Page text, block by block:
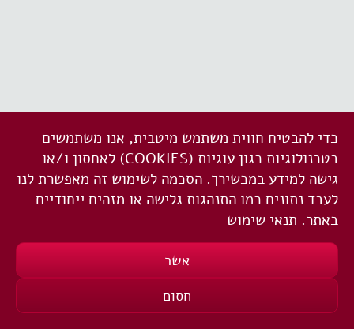
כדי להבטיח חווית משתמש מיטבית, אנו משתמשים
בטכנולוגיות כגון עוגיות (COOKIES) לאחסון ו/או
גישה למידע במכשירך. הסכמה לשימוש זה מאפשרת לנו
לעבד נתונים כמו התנהגות גלישה או מזהים ייחודיים
באתר. תנאי שימוש
אשר
חסום